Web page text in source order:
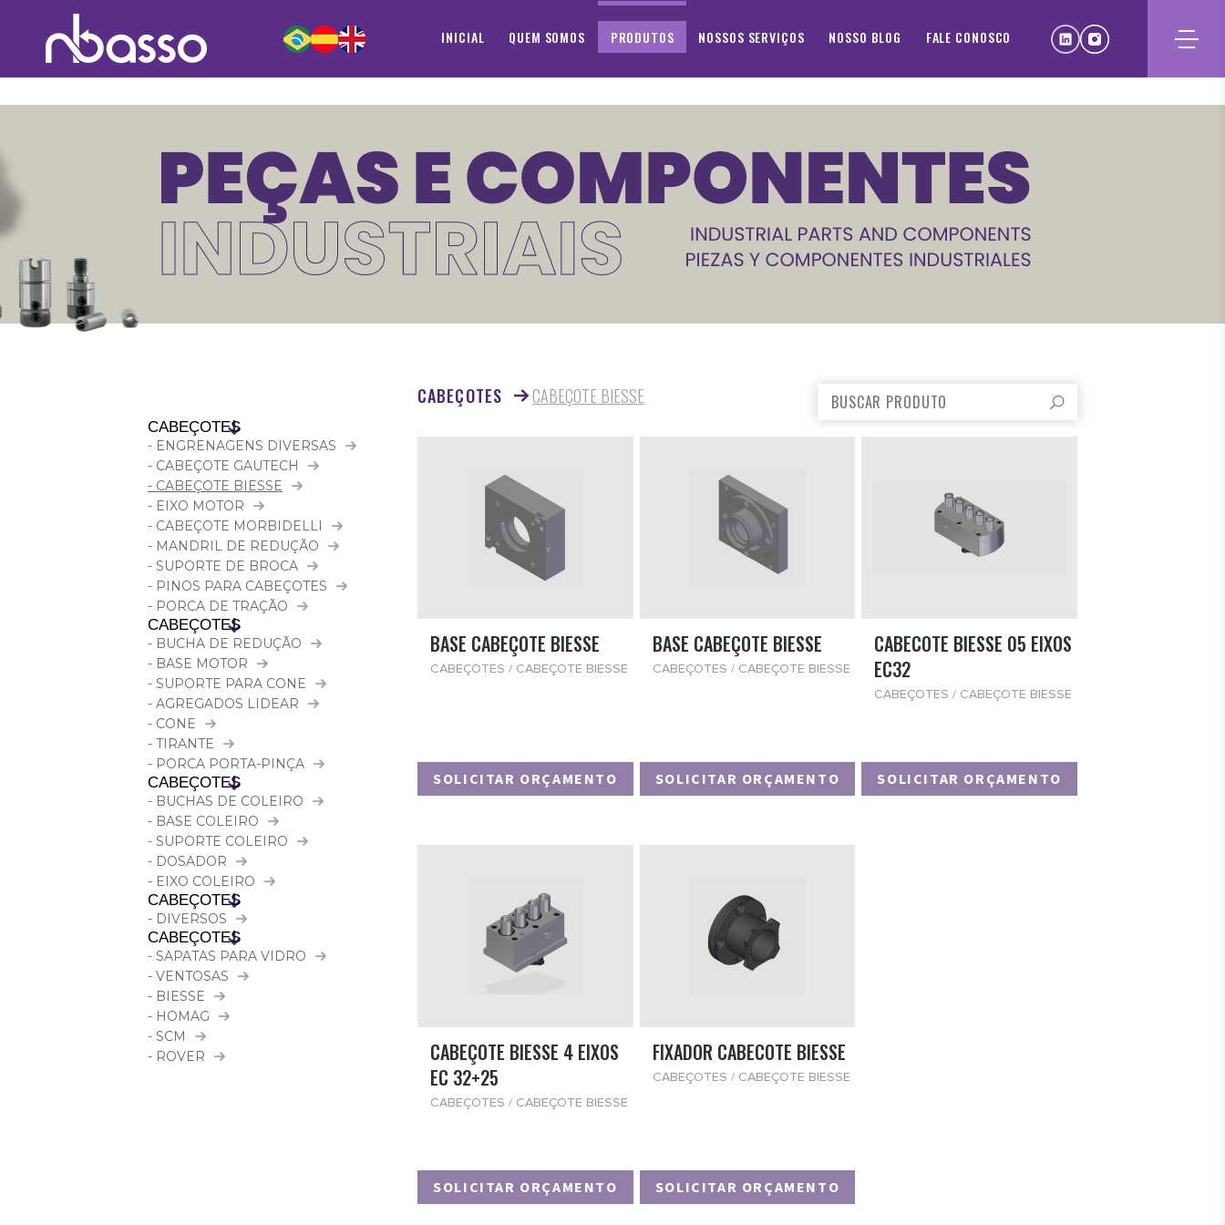
INICIAL QUEM SOMOS PRODUTOS NOSSOS SERVIÇOS NOSSO BLOG FALE CONOSCO
CABEÇOTES
- ENGRENAGENS DIVERSAS
- CABEÇOTE GAUTECH
- CABEÇOTE BIESSE
- EIXO MOTOR
- CABEÇOTE MORBIDELLI
- MANDRIL DE REDUÇÃO
- SUPORTE DE BROCA
- PINOS PARA CABEÇOTES
- PORCA DE TRAÇÃO
CABEÇOTES
- BUCHA DE REDUÇÃO
- BASE MOTOR
- SUPORTE PARA CONE
- AGREGADOS LIDEAR
- CONE
- TIRANTE
- PORCA PORTA-PINÇA
CABEÇOTES
- BUCHAS DE COLEIRO
- BASE COLEIRO
- SUPORTE COLEIRO
- DOSADOR
- EIXO COLEIRO
CABEÇOTES
- DIVERSOS
CABEÇOTES
- SAPATAS PARA VIDRO
- VENTOSAS
- BIESSE
- HOMAG
- SCM
- ROVER
CABEÇOTES CABEÇOTE BIESSE
BASE CABEÇOTE BIESSE
CABEÇOTES / CABEÇOTE BIESSE
SOLICITAR ORÇAMENTO
BASE CABEÇOTE BIESSE
CABEÇOTES / CABEÇOTE BIESSE
SOLICITAR ORÇAMENTO
CABECOTE BIESSE 05 EIXOS
EC32
CABEÇOTES / CABEÇOTE BIESSE
SOLICITAR ORÇAMENTO
CABEÇOTE BIESSE 4 EIXOS
EC 32+25
CABEÇOTES / CABEÇOTE BIESSE
SOLICITAR ORÇAMENTO
FIXADOR CABECOTE BIESSE
CABEÇOTES / CABEÇOTE BIESSE
SOLICITAR ORÇAMENTO